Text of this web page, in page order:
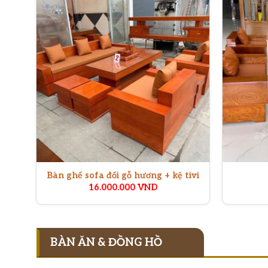
Bàn ghế sofa đối gỗ hương + kệ tivi
16.000.000 VND
BÀN ĂN & ĐỒNG HỒ